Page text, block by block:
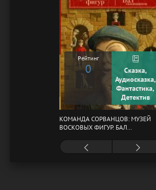
Рейтинг
0
Сказка,
Аудиосказка,
Фантастика,
Детектив
КОМАНДА СОРВАНЦОВ: МУЗЕЙ
ВОСКОВЫХ ФИГУР. БАЛ